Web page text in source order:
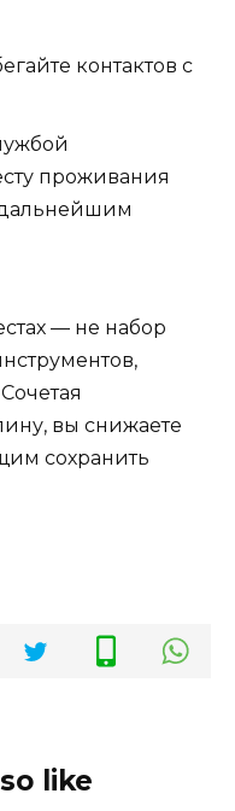
контактов с
проживания
— не набор
вы снижаете
сохранить
like